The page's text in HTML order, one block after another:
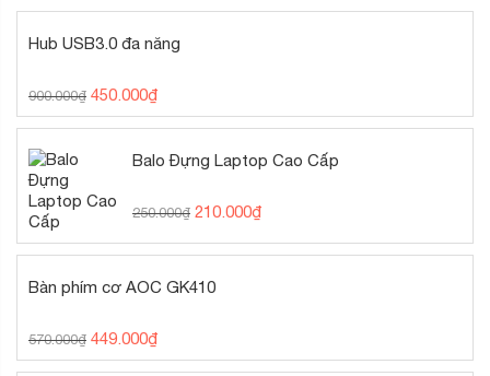
Hub USB3.0 đa năng
900.000₫ 450.000₫
Balo Đựng Laptop Cao Cấp
250.000₫ 210.000₫
Bàn phím cơ AOC GK410
570.000₫ 449.000₫